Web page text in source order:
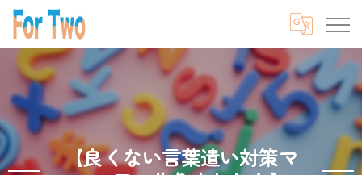
【良くない言葉遣い対策マ